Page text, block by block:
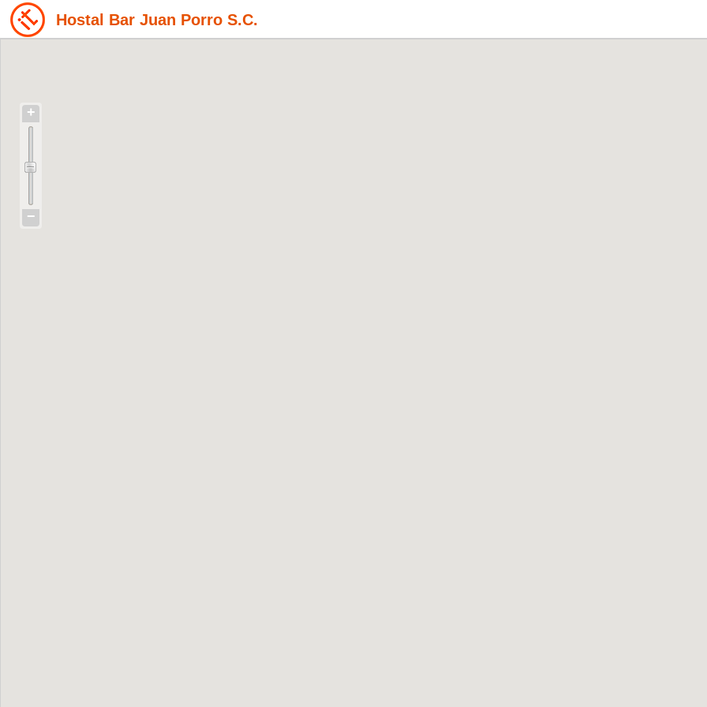
Hostal Bar Juan Porro S.C.
+
−